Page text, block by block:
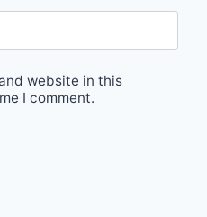
website in this
I comment.